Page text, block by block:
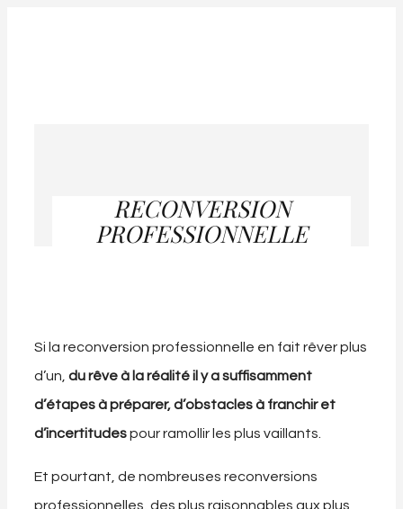
RECONVERSION
PROFESSIONNELLE
Si la reconversion professionnelle en fait rêver plus
d’un, du rêve à la réalité il y a suffisamment
d’étapes à préparer, d’obstacles à franchir et
d’incertitudespour ramollir les plus vaillants.
Et pourtant, de nombreuses reconversions
professionnelles, des plus raisonnables aux plus